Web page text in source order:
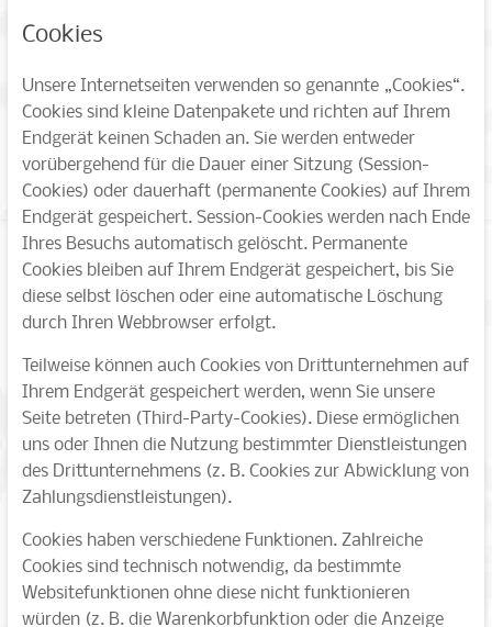
Cookies
Unsere Internetseiten verwenden so genannte „Cookies“.
Cookies sind kleine Datenpakete und richten auf Ihrem
Endgerät keinen Schaden an. Sie werden entweder
vorübergehend für die Dauer einer Sitzung (Session-
Cookies) oder dauerhaft (permanente Cookies) auf Ihrem
Endgerät gespeichert. Session-Cookies werden nach Ende
Ihres Besuchs automatisch gelöscht. Permanente
Cookies bleiben auf Ihrem Endgerät gespeichert, bis Sie
diese selbst löschen oder eine automatische Löschung
durch Ihren Webbrowser erfolgt.
Teilweise können auch Cookies von Drittunternehmen auf
Ihrem Endgerät gespeichert werden, wenn Sie unsere
Seite betreten (Third-Party-Cookies). Diese ermöglichen
uns oder Ihnen die Nutzung bestimmter Dienstleistungen
des Drittunternehmens (z. B. Cookies zur Abwicklung von
Zahlungsdienstleistungen).
Cookies haben verschiedene Funktionen. Zahlreiche
Cookies sind technisch notwendig, da bestimmte
Websitefunktionen ohne diese nicht funktionieren
würden (z. B. die Warenkorbfunktion oder die Anzeige